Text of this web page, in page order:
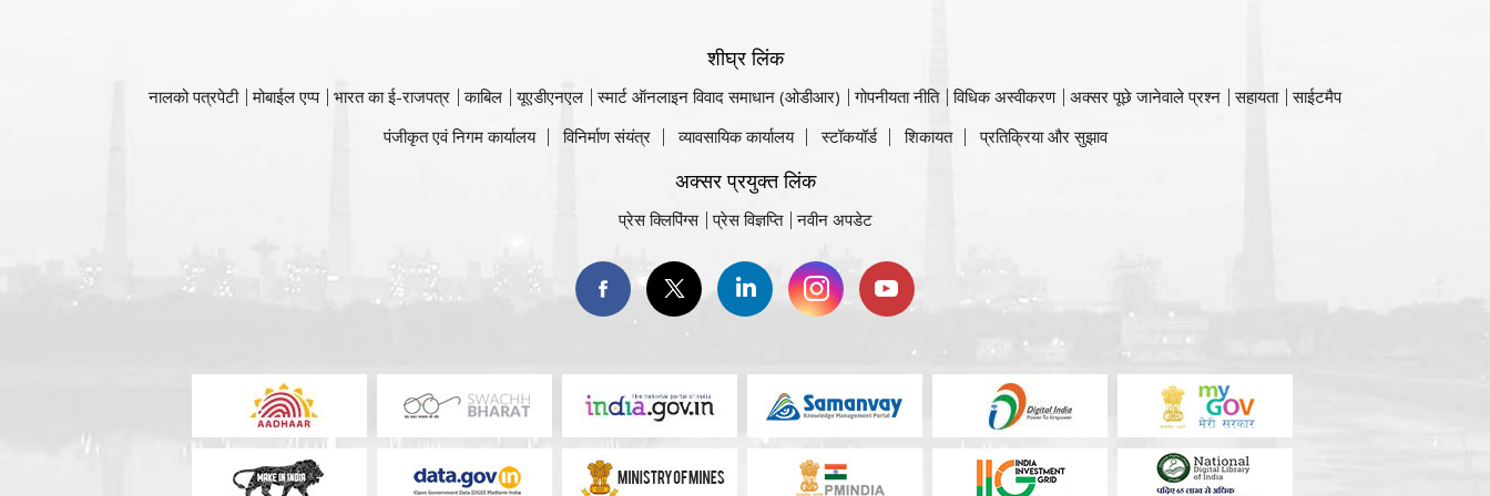
शीघ्र लिंक
नालको पत्रपेटी मोबाईल एप्प भारत का ई-राजपत्र काबिल यूएडीएनएल स्मार्ट ऑनलाइन विवाद समाधान (ओडीआर) गोपनीयता नीति विधिक अस्वीकरण अक्सर पूछे जानेवाले प्रश्न सहायता
साईटमैप
पंजीकृत एवं निगम कार्यालय
विनिर्माण संयंत्र व्यावसायिक कार्यालय स्टॉकयॉर्ड शिकायत प्रतिक्रिया और सुझाव
अक्सर प्रयुक्त लिंक
प्रेस क्लिपिंग्स प्रेस विज्ञप्ति नवीन अपडेट